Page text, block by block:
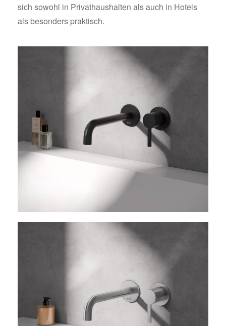
sich sowohl in Privathaushalten als auch in Hotels
als besonders praktisch.